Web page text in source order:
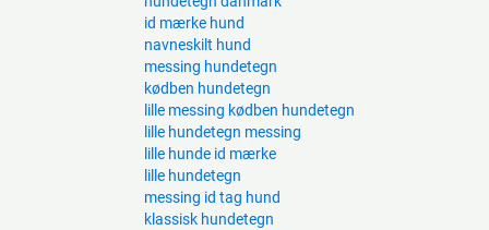
id mærke hund
navneskilt hund
messing hundetegn
kødben hundetegn
lille messing kødben hundetegn
lille hundetegn messing
lille hunde id mærke
lille hundetegn
messing id tag hund
klassisk hundetegn